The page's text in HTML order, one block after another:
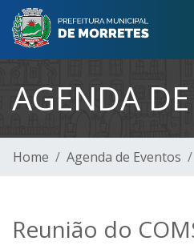
AGENDA
Home Agenda de Eventos
Reunião do